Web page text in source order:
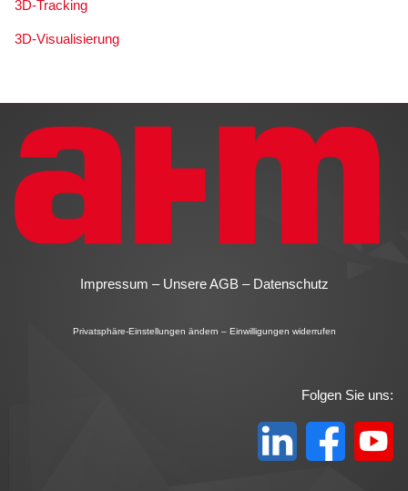
3D-Tracking
3D-Visualisierung
Impressum – Unsere AGB – Datenschutz
Privatsphäre-Einstellungen ändern – Einwilligungen widerrufen
Folgen Sie uns: